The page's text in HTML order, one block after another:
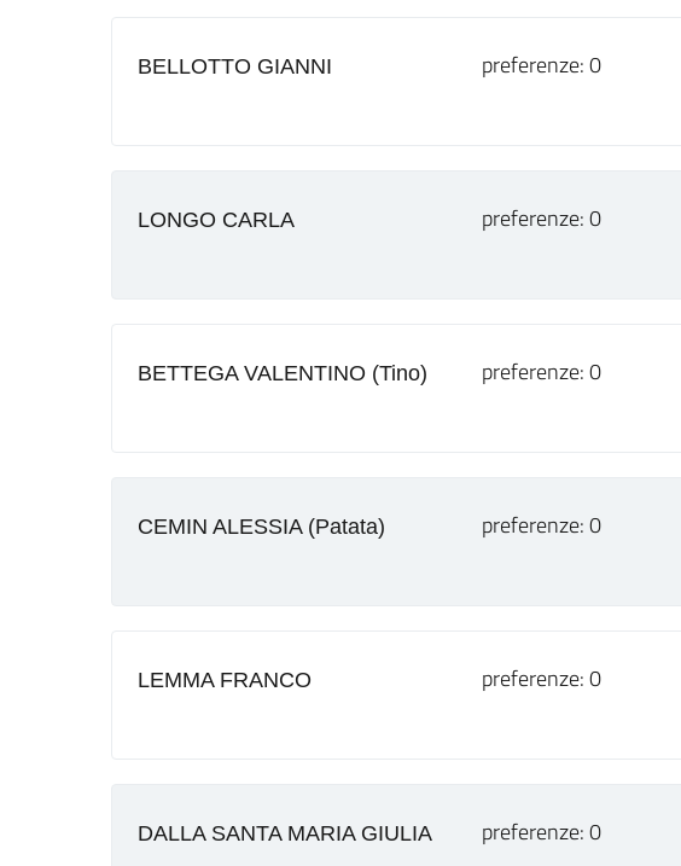
BELLOTTO GIANNI preferenze: 0
LONGO CARLA preferenze: 0
BETTEGA VALENTINO (Tino) preferenze: 0
CEMIN ALESSIA (Patata) preferenze: 0
LEMMA FRANCO preferenze: 0
DALLA SANTA MARIA GIULIA preferenze: 0